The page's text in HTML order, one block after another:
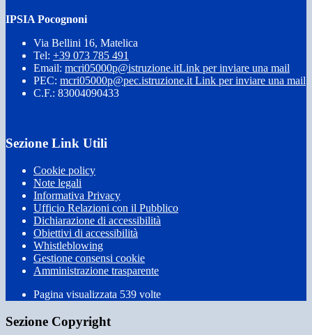
IPSIA Pocognoni
Via Bellini 16, Matelica
Tel: +39 073 785 491
Email: mcri05000p@istruzione.itLink per inviare una mail
PEC: mcri05000p@pec.istruzione.it Link per inviare una mail
C.F.: 83004090433
Sezione Link Utili
Cookie policy
Note legali
Informativa Privacy
Ufficio Relazioni con il Pubblico
Dichiarazione di accessibilità
Obiettivi di accessibilità
Whistleblowing
Gestione consensi cookie
Amministrazione trasparente
Pagina visualizzata 539 volte
Sezione Copyright